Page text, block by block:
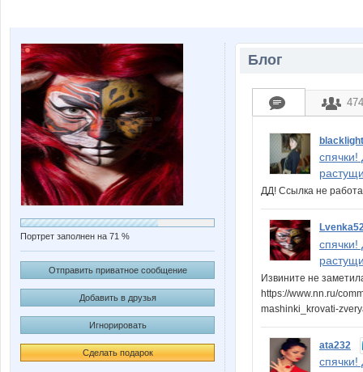
Портрет заполнен на 71 %
Отправить приватное сообщение
Добавить в друзья
Игнорировать
Сделать подарок
Блог
474
спячки!
ДД! Ссылка не
спячки!
Извините не
https://www.nn.ru/
mashinki_krovati-
ata232
спячки!